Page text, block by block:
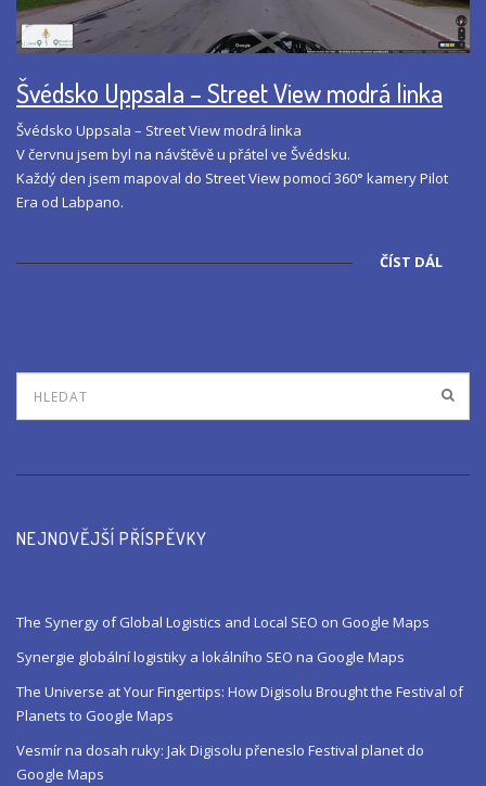
Švédsko Uppsala – Street View modrá linka
Švédsko Uppsala – Street View modrá linka
V červnu jsem byl na návštěvě u přátel ve Švédsku.
Každý den jsem mapoval do Street View pomocí 360° kamery Pilot
Era od Labpano.
ČÍST DÁL
NEJNOVĚJŠÍ PŘÍSPĚVKY
The Synergy of Global Logistics and Local SEO on Google Maps
Synergie globální logistiky a lokálního SEO na Google Maps
The Universe at Your Fingertips: How Digisolu Brought the Festival of
Planets to Google Maps
Vesmír na dosah ruky: Jak Digisolu přeneslo Festival planet do
Google Maps